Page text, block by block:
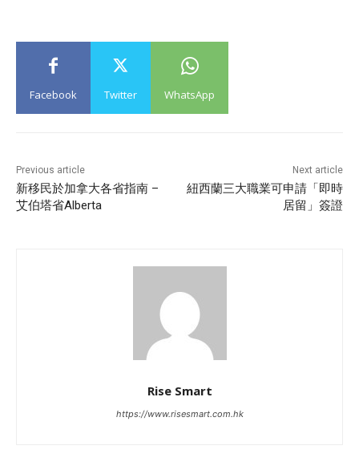
Facebook Twitter WhatsApp
Previous article
新移民於加拿大各省指南 –
艾伯塔省Alberta
Next article
紐西蘭三大職業可申請「即時
居留」簽證
Rise Smart
https://www.risesmart.com.hk